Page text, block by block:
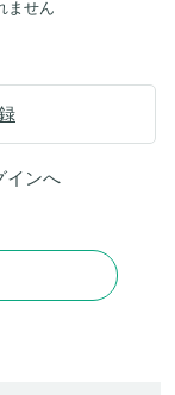
ません
インへ